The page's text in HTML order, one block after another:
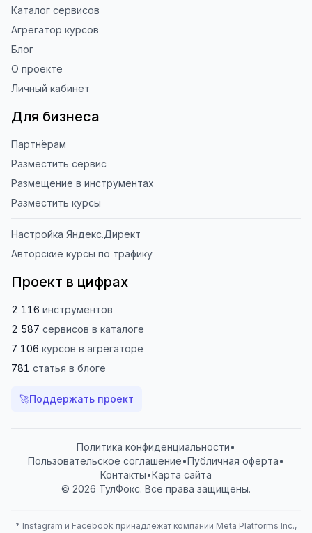
Каталог сервисов
Агрегатор курсов
Блог
О проекте
Личный кабинет
Для бизнеса
Партнёрам
Разместить сервис
Размещение в инструментах
Разместить курсы
Настройка Яндекс.Директ
Авторские курсы по трафику
Проект в цифрах
2 116 инструментов
2 587 сервисов в каталоге
7 106 курсов в агрегаторе
781 статья в блоге
🚀Поддержать проект
Политика конфиденциальности•
Пользовательское соглашение•Публичная оферта•
Контакты•Карта сайта
© 2026 ТулФокс. Все права защищены.
* Instagram и Facebook принадлежат компании Meta Platforms Inc.,